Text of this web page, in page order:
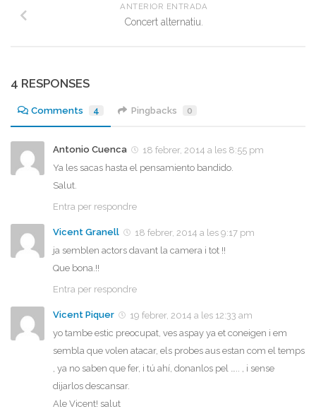
ANTERIOR ENTRADA
Concert alternatiu.
4 RESPONSES
Comments 4 Pingbacks 0
Antonio Cuenca
18 febrer, 2014 a les 8:55 pm
Ya les sacas hasta el pensamiento bandido.
Salut.
Entra per respondre
Vicent Granell
18 febrer, 2014 a les 9:17 pm
ja semblen actors davant la camera i tot !!
Que bona.!!
Entra per respondre
Vicent Piquer
19 febrer, 2014 a les 12:33 am
yo tambe estic preocupat, ves aspay ya et coneigen i em
sembla que volen atacar, els probes aus estan com el temps
, ya no saben que fer, i tú ahí, donanlos pel ….. , i sense
dijarlos descansar.
Ale Vicent! salut